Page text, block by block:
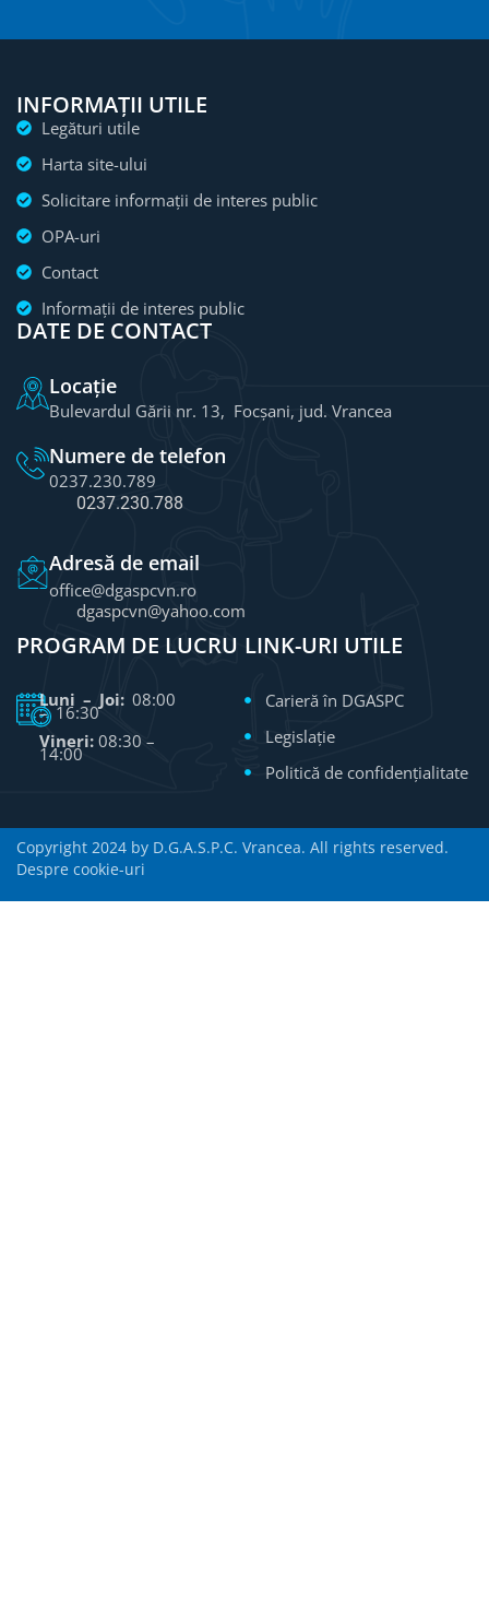
INFORMAȚII UTILE
Legături utile
Harta site-ului
Solicitare informații de interes public
OPA-uri
Contact
Informații de interes public
DATE DE CONTACT
Locație
Bulevardul Gării nr. 13, Focșani, jud. Vrancea
Numere de telefon
0237.230.789
0237.230.788
Adresă de email
office@dgaspcvn.ro
dgaspcvn@yahoo.com
PROGRAM DE LUCRU
Luni – Joi: 08:00
– 16:30
Vineri: 08:30 –
14:00
LINK-URI UTILE
Carieră în DGASPC
Legislație
Politică de confidențialitate
Copyright 2024 by D.G.A.S.P.C. Vrancea. All rights reserved.
Despre cookie-uri